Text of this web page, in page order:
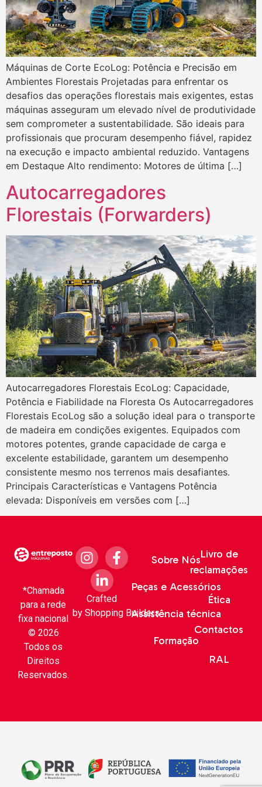
Máquinas de Corte EcoLog: Potência e Precisão em
Ambientes Florestais Projetadas para enfrentar os
desafios das operações florestais mais exigentes, estas
máquinas asseguram um elevado nível de produtividade
sem comprometer a sustentabilidade. São ideais para
profissionais que procuram desempenho fiável, rapidez
na execução e impacto ambiental reduzido. Vantagens
em Destaque Alto rendimento: Motores de última […]
Autocarregadores
Florestais (Forwarders)
Autocarregadores Florestais EcoLog: Capacidade,
Potência e Fiabilidade na Floresta Os Autocarregadores
Florestais EcoLog são a solução ideal para o transporte
de madeira em condições exigentes. Equipados com
motores potentes, grande capacidade de carga e
excelente estabilidade, garantem um desempenho
consistente mesmo nos terrenos mais desafiantes.
Principais Características e Vantagens Potência
elevada: Disponíveis em versões com […]
*Chamada
para a rede
fixa nacional
© 2026
Todos os
Direitos
Reservados.
Sobre Nós
Peças e Acessórios
Assistência técnica
Formação
Livro de
reclamações
Ética
Contactos
RAL
Crafted
by Shopping Builders